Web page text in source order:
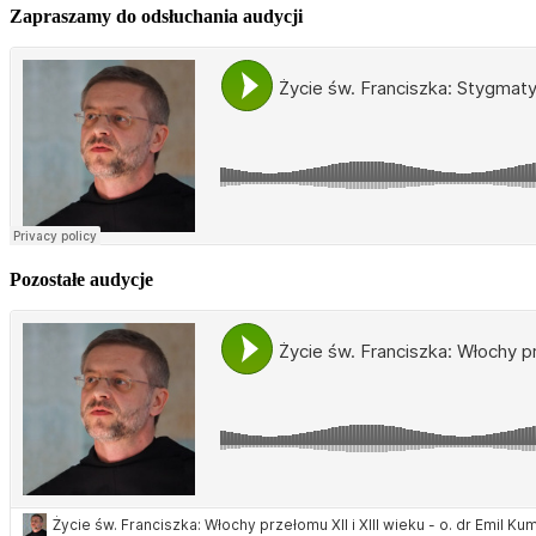
Zapraszamy do odsłuchania audycji
Pozostałe audycje